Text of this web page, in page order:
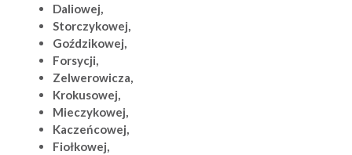
Daliowej,
Storczykowej,
Goździkowej,
Forsycji,
Zelwerowicza,
Krokusowej,
Mieczykowej,
Kaczeńcowej,
Fiołkowej,